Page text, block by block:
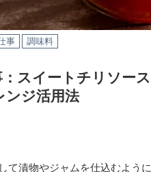
事 調味料
スイートチリソー
ンジ活用法
て漬物やジャムを仕込むよう